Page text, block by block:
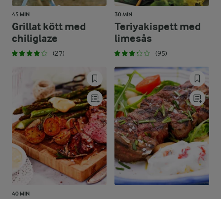
45 MIN
Grillat kött med
chiliglaze
(27)
30 MIN
Teriyakispett med
limesås
(95)
40 MIN